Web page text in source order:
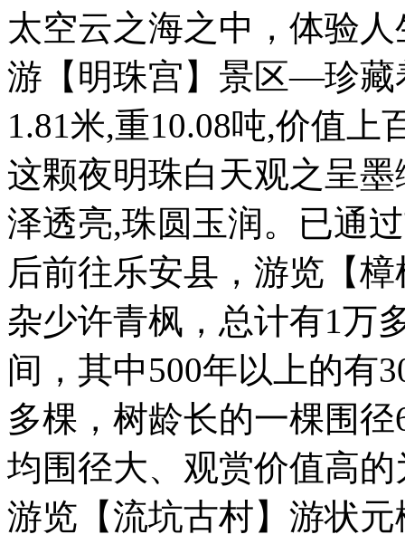
太空云之海之中，体验
游【明珠宫】景区—珍藏
1.81米,重10.08吨,价值
这颗夜明珠白天观之呈
泽透亮,珠圆玉润。已通
后前往乐安县，游览【
杂少许青枫，总计有1万
间，其中500年以上的有
多棵，树龄长的一棵围
均围径大、观赏价值高
游览【流坑古村】游状